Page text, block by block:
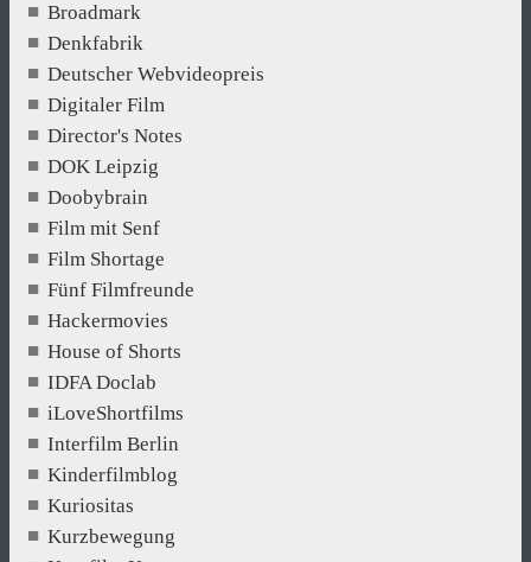
Broadmark
Denkfabrik
Deutscher Webvideopreis
Digitaler Film
Director's Notes
DOK Leipzig
Doobybrain
Film mit Senf
Film Shortage
Fünf Filmfreunde
Hackermovies
House of Shorts
IDFA Doclab
iLoveShortfilms
Interfilm Berlin
Kinderfilmblog
Kuriositas
Kurzbewegung